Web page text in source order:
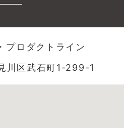
プロダクトライン
川区武石町1-299-1